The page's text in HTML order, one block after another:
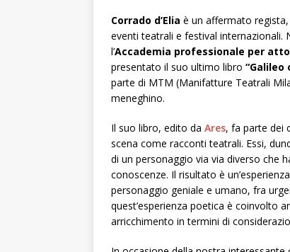
Corrado d’Elia è un affermato
eventi teatrali e festival
l’Accademia professionale per
presentato il suo ultimo libro
parte di MTM (Manifatture Teatrali
meneghino.
Il suo libro, edito da Ares, fa parte dei
scena come racconti teatrali. Essi,
di un personaggio via via diverso che
conoscenze. Il risultato è
personaggio geniale e umano, fra
quest’esperienza poetica è coinvolto
arricchimento in termini di